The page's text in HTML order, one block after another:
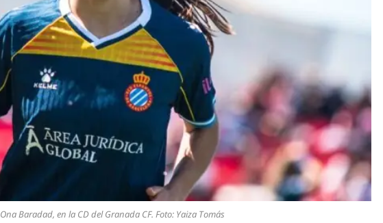
Ona Baradad, en la CD del Granada CF. Foto: Yaiza Tomás